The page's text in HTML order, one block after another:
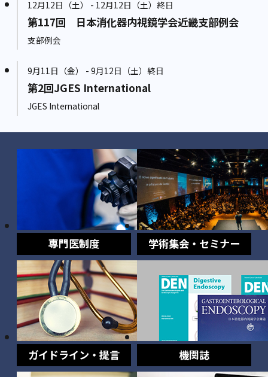
12月12日（土） - 12月12日（土）終日
第117回 日本消化器内視鏡学会近畿支部例会
支部例会
9月11日（金） - 9月12日（土）終日
第2回JGES International
JGES International
専門医制度 学術集会・セミナー
ガイドライン・提言 機関誌